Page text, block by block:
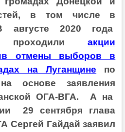
в том числе в
2020 года
проходилиакции
отмены выборов в
на Луганщине по
основе заявления
ОГА-ВГА. А на
29 сентября глава
Сергей Гайдай заявил